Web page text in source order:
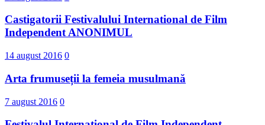
Castigatorii Festivalului International d​e Film
Independent ANONIMUL
14 august 2016 0
Arta frumuseții la femeia musulmană
7 august 2016 0